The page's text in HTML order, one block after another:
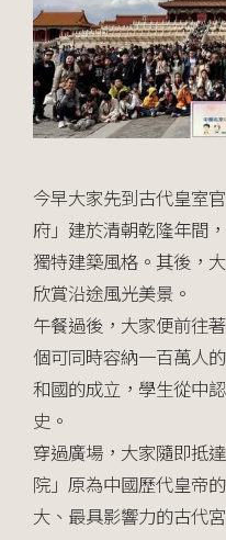
今早大家先到古代皇室
府」建於清朝乾隆年間
獨特建築風格。其後，
欣賞沿途風光美景。
午餐過後，大家便前往
個可同時容納一百萬人
和國的成立，學生從中
史。
穿過廣場，大家隨即抵
院」原為中國歷代皇帝
大、最具影響力的古代